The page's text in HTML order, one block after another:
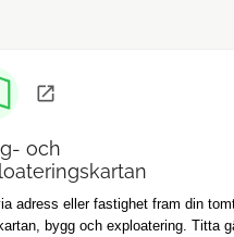
och
adress eller fastighet fram din
bygg och exploatering. Titta